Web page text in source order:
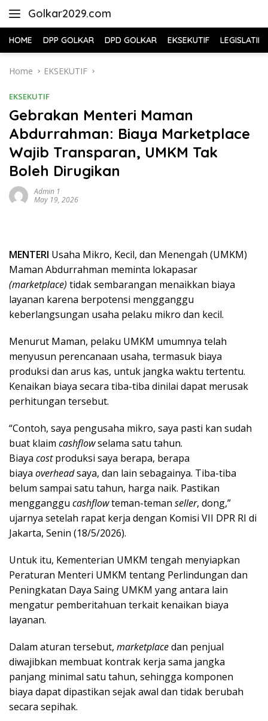
Golkar2029.com
HOME DPP GOLKAR DPD GOLKAR EKSEKUTIF LEGISLATIF
Home EKSEKUTIF
EKSEKUTIF
Gebrakan Menteri Maman
Abdurrahman: Biaya Marketplace
Wajib Transparan, UMKM Tak
Boleh Dirugikan
Admin 1
May 19, 2026
MENTERI Usaha Mikro, Kecil, dan Menengah (UMKM)
Maman Abdurrahman meminta lokapasar
(marketplace) tidak sembarangan menaikkan biaya
layanan karena berpotensi mengganggu
keberlangsungan usaha pelaku mikro dan kecil.
Menurut Maman, pelaku UMKM umumnya telah
menyusun perencanaan usaha, termasuk biaya
produksi dan arus kas, untuk jangka waktu tertentu.
Kenaikan biaya secara tiba-tiba dinilai dapat merusak
perhitungan tersebut.
“Contoh, saya pengusaha mikro, saya pasti kan sudah
buat klaim cashflowselama satu tahun.
Biaya costproduksi saya berapa, berapa
biaya overheadsaya, dan lain sebagainya. Tiba-tiba
belum sampai satu tahun, harga naik. Pastikan
mengganggu cashflowteman-teman seller, dong,”
ujarnya setelah rapat kerja dengan Komisi VII DPR RI di
Jakarta, Senin (18/5/2026).
Untuk itu, Kementerian UMKM tengah menyiapkan
Peraturan Menteri UMKM tentang Perlindungan dan
Peningkatan Daya Saing UMKM yang antara lain
mengatur pemberitahuan terkait kenaikan biaya
layanan.
Dalam aturan tersebut, marketplacedan penjual
diwajibkan membuat kontrak kerja sama jangka
panjang minimal satu tahun, sehingga komponen
biaya dapat dipastikan sejak awal dan tidak berubah
secara sepihak.